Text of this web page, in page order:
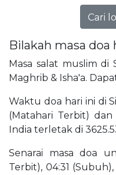
Cari
Bilakah masa doa
Masa salat muslim di
Maghrib & Isha'a.
Waktu doa hari ini di
(Matahari Terbit) dan
India terletak di
Senarai masa doa
Terbit), 04:31